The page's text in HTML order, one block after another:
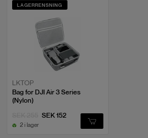
LAGERRENSNING
LKTOP
Bag for DJI Air 3 Series
(Nylon)
SEK 152
2 i lager